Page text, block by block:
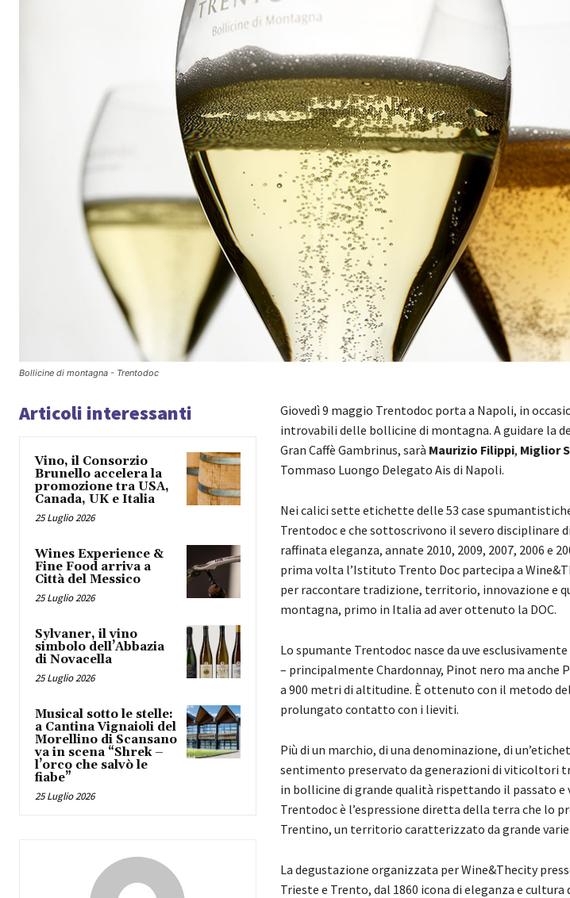
Bollicine di montagna - Trentodoc
Articoli interessanti
Vino, il Consorzio
Brunello accelera la
promozione tra USA,
Canada, UK e Italia
25 Luglio 2026
Wines Experience &
Fine Food arriva a
Città del Messico
25 Luglio 2026
Sylvaner, il vino
simbolo dell’Abbazia
di Novacella
25 Luglio 2026
Musical sotto le stelle:
a Cantina Vignaioli del
Morellino di Scansano
va in scena “Shrek –
l’orco che salvò le
fiabe”
25 Luglio 2026
Giovedì 9 maggio Trentodoc porta a Napoli, in
introvabili delle bollicine di montagna. A guidare la
Gran Caffè Gambrinus, sarà Maurizio Filippi, Miglior
Tommaso Luongo Delegato Ais di Napoli.
Nei calici sette etichette delle 53 case
Trentodoc e che sottoscrivono il severo disciplinare
raffinata eleganza, annate 2010, 2009, 2007, 2006 e
prima volta l’Istituto Trento Doc partecipa a
per raccontare tradizione, territorio, innovazione e
montagna, primo in Italia ad aver ottenuto la DOC.
Lo spumante Trentodoc nasce da uve
– prin­cipalmente Chardonnay, Pinot nero ma anche
a 900 metri di altitudi­ne. È ottenuto con il metodo
prolungato contatto con i lieviti.
Più di un marchio, di una denominazione, di
sentimento preserva­to da generazioni di viticoltori
in bollicine di grande qualità rispettan­do il passato e
Trentodoc è l’espressione diretta della terra che lo
Trentino, un territorio caratterizzato da grande
La degustazione organizzata per Wine&Thecity
Trieste e Trento, dal 1860 icona di eleganza e